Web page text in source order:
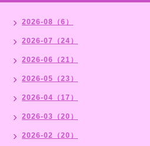
2026-08（6）
2026-07（24）
2026-06（21）
2026-05（23）
2026-04（17）
2026-03（20）
2026-02（20）